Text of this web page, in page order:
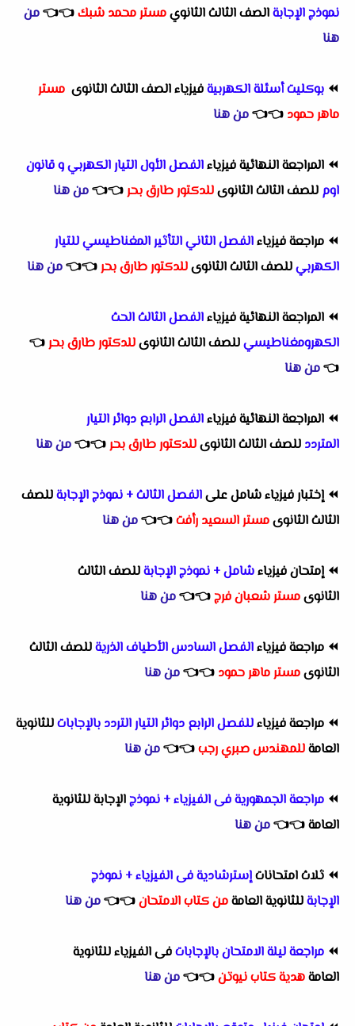
نموذج الإجابةالصف الثالث الثانويمستر محمد شبك👈
👈من
هنا
⏪ بوكليت أسئلة الكهربيةفيزياء الصف الثالث الثانوى مستر
ماهر حمود 👈
👈من هنا
⏪ المراجعة النهائية فيزياءالفصل الأول التيار الكهربي و قانون
اوم للصف الثالث الثانوىللدكتور طارق بحر👈
👈من هنا
⏪ مراجعة فيزياءالفصل الثاني التأثير المغناطيسي للتيار
الكهربيللصف الثالث الثانوىللدكتور طارق بحر👈
👈من هنا
⏪ المراجعة النهائية فيزياءالفصل الثالث الحث
الكهرومغناطيسيللصف الثالث الثانوىللدكتور طارق بحر👈
👈من هنا
⏪ المراجعة النهائية فيزياءالفصل الرابع دوائر التيار
المتردد للصف الثالث الثانوىللدكتور طارق بحر👈
👈من هنا
⏪إختبار فيزياء شامل علىالفصل الثالث + نموذج الإجابةللصف
الثالث الثانوىمستر السعيد رأفت👈
👈من هنا
⏪إمتحان فيزياءشامل + نموذج الإجابةللصف الثالث
الثانوىمستر شعبان فرج👈
👈من هنا
⏪ مراجعة فيزياءالفصل السادس الأطياف الذريةللصف الثالث
الثانوىمستر ماهر حمود 👈
👈من هنا
⏪ مراجعة فيزياءللفصل الرابع دوائر التيار التردد بالإجاباتللثانوية
العامةللمهندس صبري رجب👈
👈من هنا
⏪ مراجعة الجمهورية فى الفيزياء + نموذجالإجابة للثانوية
العامة👈
👈من هنا
⏪ ثلاث امتحاناتإسترشادية فى الفيزياء + نموذج
الإجابةللثانوية العامةمن كتاب الامتحان👈
👈من هنا
⏪ مراجعة ليلة الامتحانبالإجاباتفى الفيزياء للثانوية
العامةهدية كتاب نيوتن👈
👈من هنا